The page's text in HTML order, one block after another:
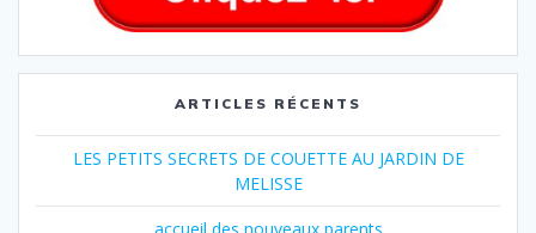
ARTICLES RÉCENTS
LES PETITS SECRETS DE COUETTE AU JARDIN DE
MELISSE